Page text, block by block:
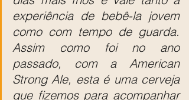
experiência de bebê-la jovem
como com tempo de guarda.
Assim como foi no ano
passado, com a American
Strong Ale, esta é uma cerveja
que fizemos para acompanhar